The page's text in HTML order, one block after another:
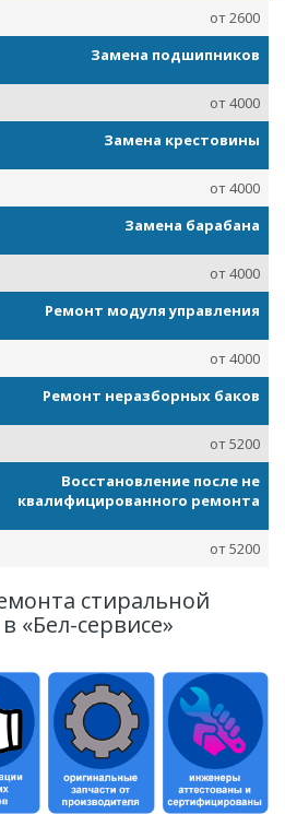
от 2600
Замена подшипников
от 4000
Замена крестовины
от 4000
Замена барабана
от 4000
Ремонт модуля управления
от 4000
Ремонт неразборных баков
от 5200
Восстановление после не
квалифицированного ремонта
от 5200
стиральной
«Бел-сервисе»